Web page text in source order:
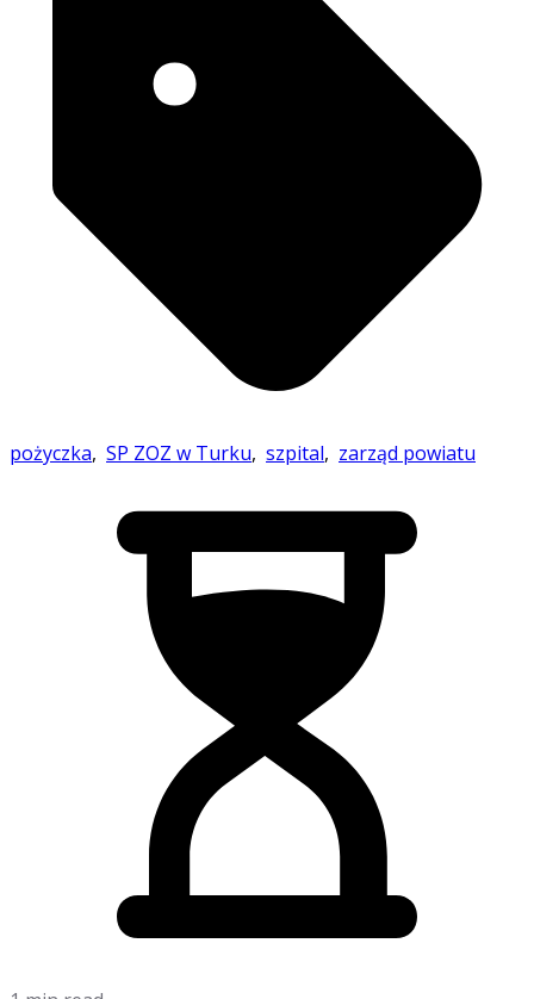
pożyczka, SP ZOZ w Turku, szpital, zarząd powiatu